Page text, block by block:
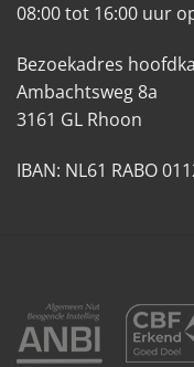
08:00 tot 16:00 uur
Bezoekadres
Ambachtsweg 8a
3161 GL Rhoon
IBAN: NL61 RABO